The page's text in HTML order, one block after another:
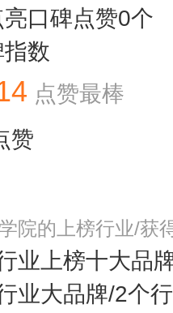
亮口碑点赞0个
指数
点赞最棒
赞
院的上榜行业/获
业上榜十大品
业大品牌/2个